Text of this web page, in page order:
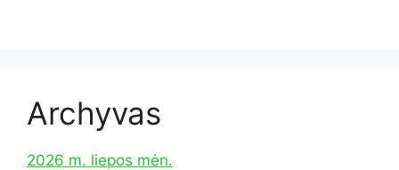
Archyvas
2026 m. liepos mėn.